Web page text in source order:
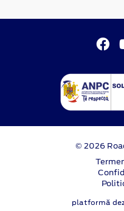
© 2026
platformă